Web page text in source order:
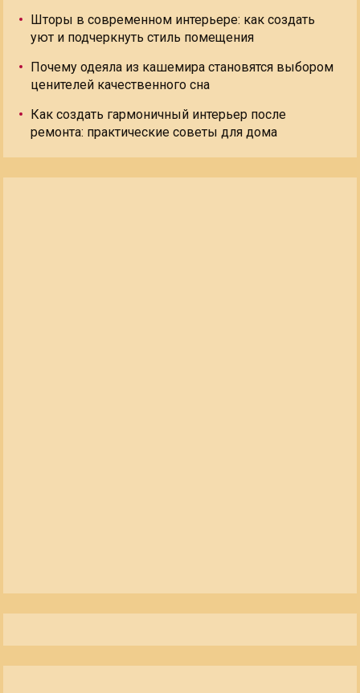
Шторы в современном интерьере: как создать
уют и подчеркнуть стиль помещения
Почему одеяла из кашемира становятся выбором
ценителей качественного сна
Как создать гармоничный интерьер после
ремонта: практические советы для дома